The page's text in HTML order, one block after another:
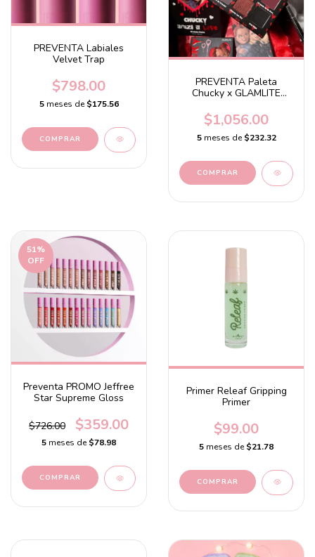
PREVENTA Labiales
Velvet Trap
$798.00
5 meses de$175.56
COMPRAR
PREVENTA Paleta
Chucky x GLAMLITE
$1,056.00
5 meses de$232.32
51%
OFF
Preventa PROMO Jeffree
Star Supreme Gloss
$726.00 $359.00
5 meses de$78.98
COMPRAR
Primer Releaf Gripping
Primer
$99.00
5 meses de$21.78